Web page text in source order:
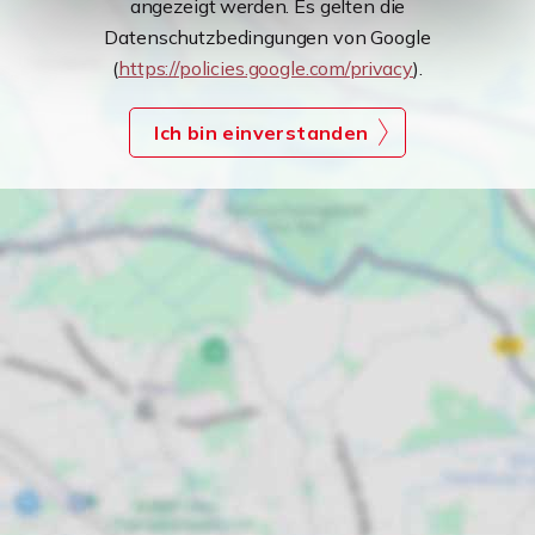
angezeigt werden. Es gelten die
Datenschutzbedingungen von Google
(https://policies.google.com/privacy).
Ich bin einverstanden